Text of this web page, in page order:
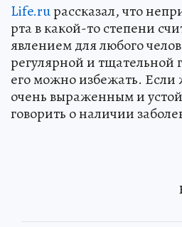
Life.ruрассказал, что
рта в какой-то степени
явлением для любого
регулярной и тщательной
его можно избежать. Если
очень выраженным и
говорить о наличии